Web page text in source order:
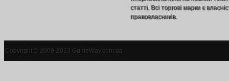
статті. Всі торгові марки є
правовласників.
Copyright © 2009-2023 GameWay.com.ua